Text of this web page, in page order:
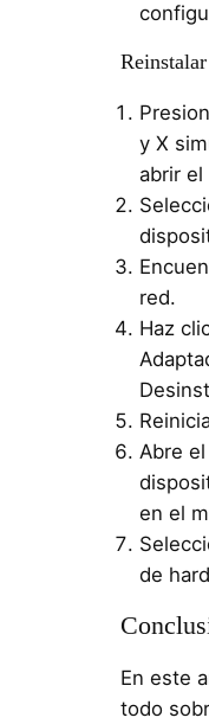
y X
abrir
red.
Haz
Abre
en el
de
En este
todo